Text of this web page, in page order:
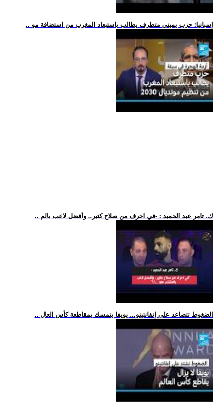
.. إسبانيا: حزب يميني متطرف يطالب باستبعاد المغرب من استضافة مو
.. ك. تامر عبد الحميد : -في احرف من صلاح كتير.. وأفضل لاعب بالم
.. الضغوط تتصاعد على إنفانتينو... يويفا يتمسك بمقاطعة كأس العال